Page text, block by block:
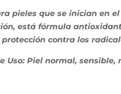
pieles que se inician en
está fórmula
contra los
Uso: Piel normal,